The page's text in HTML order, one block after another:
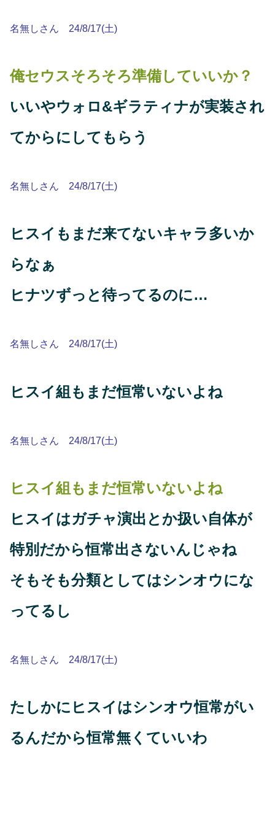
名無しさん 24/8/17(土)
俺セウスそろそろ準備していいか？
いいやウォロ&ギラティナが実装され
てからにしてもらう
名無しさん 24/8/17(土)
ヒスイもまだ来てないキャラ多いか
らなぁ
ヒナツずっと待ってるのに…
名無しさん 24/8/17(土)
ヒスイ組もまだ恒常いないよね
名無しさん 24/8/17(土)
ヒスイ組もまだ恒常いないよね
ヒスイはガチャ演出とか扱い自体が
特別だから恒常出さないんじゃね
そもそも分類としてはシンオウにな
ってるし
名無しさん 24/8/17(土)
たしかにヒスイはシンオウ恒常がい
るんだから恒常無くていいわ